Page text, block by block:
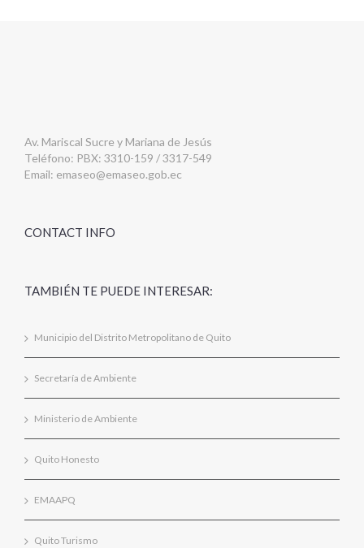
Av. Mariscal Sucre y Mariana de Jesús
Teléfono: PBX: 3310-159 / 3317-549
Email: emaseo@emaseo.gob.ec
CONTACT INFO
TAMBIÉN TE PUEDE INTERESAR:
Municipio del Distrito Metropolitano de Quito
Secretaría de Ambiente
Ministerio de Ambiente
Quito Honesto
EMAAPQ
Quito Turismo